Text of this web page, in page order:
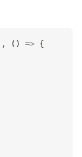
, ( ) => {